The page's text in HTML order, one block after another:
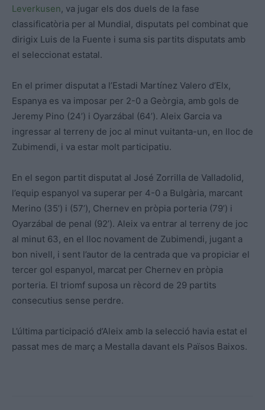
Leverkusen, va jugar els dos duels de la fase
classificatòria per al Mundial, disputats pel combinat que
dirigix Luis de la Fuente i suma sis partits disputats amb
el seleccionat estatal.
En el primer disputat a l’Estadi Martínez Valero d’Elx,
Espanya es va imposar per 2-0 a Geòrgia, amb gols de
Jeremy Pino (24’) i Oyarzábal (64’). Aleix Garcia va
ingressar al terreny de joc al minut vuitanta-un, en lloc de
Zubimendi, i va estar molt participatiu.
En el segon partit disputat al José Zorrilla de Valladolid,
l’equip espanyol va superar per 4-0 a Bulgària, marcant
Merino (35’) i (57’), Chernev en pròpia porteria (79’) i
Oyarzábal de penal (92’). Aleix va entrar al terreny de joc
al minut 63, en el lloc novament de Zubimendi, jugant a
bon nivell, i sent l’autor de la centrada que va propiciar el
tercer gol espanyol, marcat per Chernev en pròpia
porteria. El triomf suposa un rècord de 29 partits
consecutius sense perdre.
L’última participació d’Aleix amb la selecció havia estat el
passat mes de març a Mestalla davant els Països Baixos.